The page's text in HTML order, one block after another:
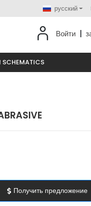
русский
Войти
SCHEMATICS
Получить предложение